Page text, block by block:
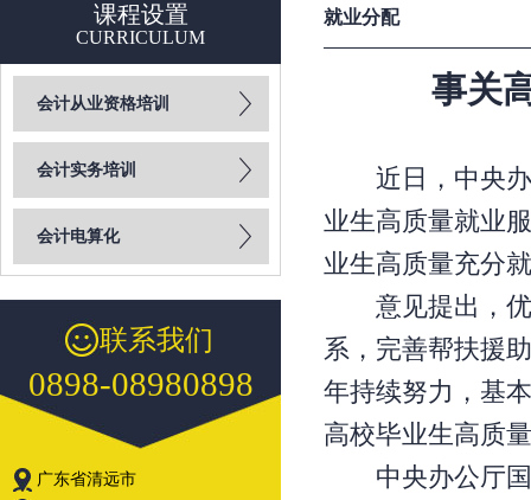
课程设置
CURRICULUM
会计从业资格培训
会计实务培训
会计电算化
联系我们
0898-08980898
广东省清远市
就业分配
事关
近日，中央办
业生高质量就业
业生高质量充分
意见提出，优
系，完善帮扶援
年持续努力，基
高校毕业生高质
中央办公厅国